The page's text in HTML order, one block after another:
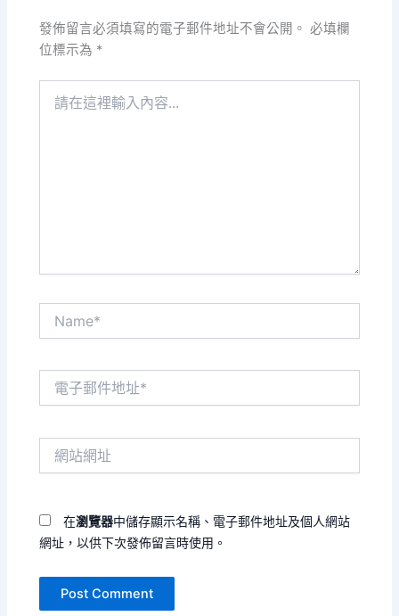
發佈留言必須填寫的電子郵件地址不會公開。 必填欄
位標示為 *
在瀏覽器中儲存顯示名稱、電子郵件地址及個人網站
網址，以供下次發佈留言時使用。